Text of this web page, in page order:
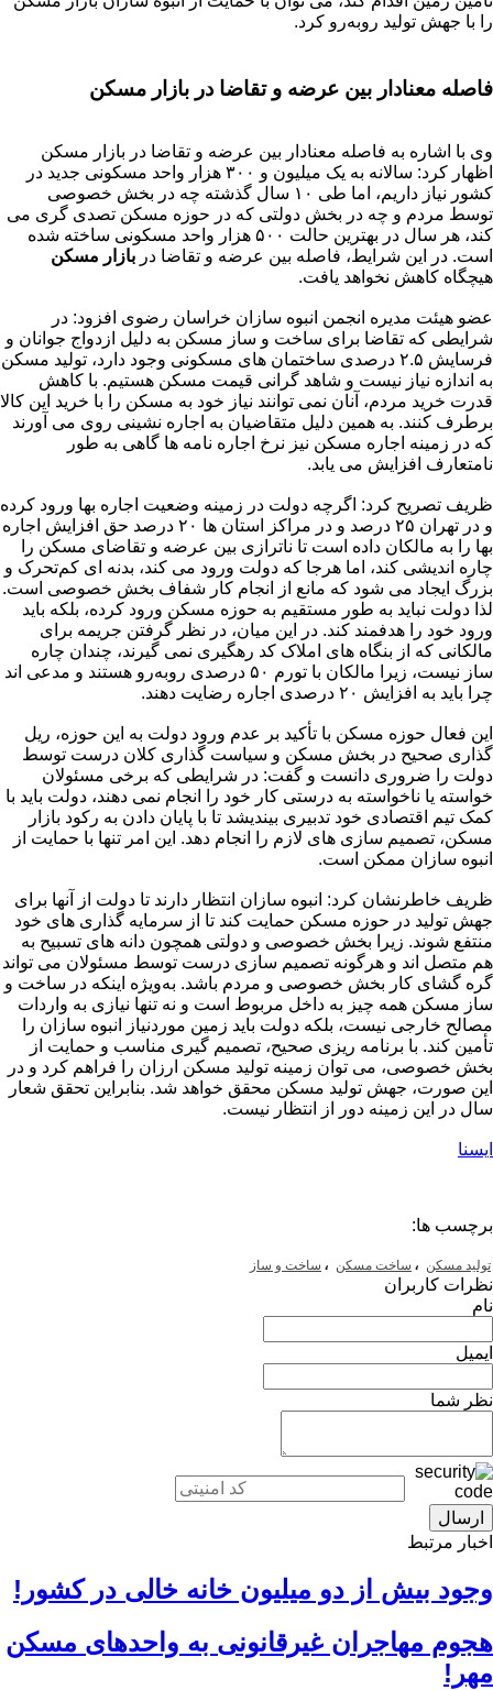
را با جهش تولید روبه‌رو کرد.
فاصله معنادار بین عرضه و تقاضا در بازار مسکن
وی با اشاره به فاصله معنادار بین عرضه و تقاضا در بازار مسکن
اظهار کرد: سالانه به یک میلیون و ۳۰۰ هزار واحد مسکونی جدید در
کشور نیاز داریم، اما طی ۱۰ سال گذشته چه در بخش خصوصی
توسط مردم و چه در بخش دولتی که در حوزه مسکن تصدی گری می
کند، هر سال در بهترین حالت ۵۰۰ هزار واحد مسکونی ساخته شده
است. در این شرایط، فاصله بین عرضه و تقاضا در بازار مسکن
هیچگاه کاهش نخواهد یافت.
عضو هیئت مدیره انجمن انبوه سازان خراسان رضوی افزود: در
شرایطی که تقاضا برای ساخت و ساز مسکن به دلیل ازدواج جوانان و
فرسایش ۲.۵ درصدی ساختمان های مسکونی وجود دارد، تولید مسکن
به اندازه نیاز نیست و شاهد گرانی قیمت مسکن هستیم. با کاهش
قدرت خرید مردم، آنان نمی توانند نیاز خود به مسکن را با خرید این کالا
برطرف کنند. به همین دلیل متقاضیان به اجاره نشینی روی می آورند
که در زمینه اجاره مسکن نیز نرخ اجاره نامه ها گاهی به طور
نامتعارف افزایش می یابد.
ظریف تصریح کرد: اگرچه دولت در زمینه وضعیت اجاره بها ورود کرده
و در تهران ۲۵ درصد و در مراکز استان ها ۲۰ درصد حق افزایش اجاره
بها را به مالکان داده است تا ناترازی بین عرضه و تقاضای مسکن را
چاره اندیشی کند، اما هرجا که دولت ورود می کند، بدنه ای کم‌تحرک و
بزرگ ایجاد می شود که مانع از انجام کار شفاف بخش خصوصی است.
لذا دولت نباید به طور مستقیم به حوزه مسکن ورود کرده، بلکه باید
ورود خود را هدفمند کند. در این میان، در نظر گرفتن جریمه برای
مالکانی که از بنگاه های املاک کد رهگیری نمی گیرند، چندان چاره
ساز نیست، زیرا مالکان با تورم ۵۰ درصدی روبه‌رو هستند و مدعی اند
چرا باید به افزایش ۲۰ درصدی اجاره رضایت دهند.
این فعال حوزه مسکن با تأکید بر عدم ورود دولت به این حوزه، ریل
گذاری صحیح در بخش مسکن و سیاست گذاری کلان درست توسط
دولت را ضروری دانست و گفت: در شرایطی که برخی مسئولان
خواسته یا ناخواسته به درستی کار خود را انجام نمی دهند، دولت باید با
کمک تیم اقتصادی خود تدبیری بیندیشد تا با پایان دادن به رکود بازار
مسکن، تصمیم سازی های لازم را انجام دهد. این امر تنها با حمایت از
انبوه سازان ممکن است.
ظریف خاطرنشان کرد: انبوه سازان انتظار دارند تا دولت از آنها برای
جهش تولید در حوزه مسکن حمایت کند تا از سرمایه گذاری های خود
منتفع شوند. زیرا بخش خصوصی و دولتی همچون دانه های تسبیح به
هم متصل اند و هرگونه تصمیم سازی درست توسط مسئولان می تواند
گره گشای کار بخش خصوصی و مردم باشد. به‌ویژه اینکه در ساخت و
ساز مسکن همه چیز به داخل مربوط است و نه تنها نیازی به واردات
مصالح خارجی نیست، بلکه دولت باید زمین موردنیاز انبوه سازان را
تأمین کند. با برنامه ریزی صحیح، تصمیم گیری مناسب و حمایت از
بخش خصوصی، می توان زمینه تولید مسکن ارزان را فراهم کرد و در
این صورت، جهش تولید مسکن محقق خواهد شد. بنابراین تحقق شعار
سال در این زمینه دور از انتظار نیست.
ایسنا
برچسب ها:
تولید مسکن ، ساخت مسکن ، ساخت و ساز
نظرات کاربران
نام
ایمیل
نظر شما
اخبار مرتبط
وجود بیش از دو میلیون خانه خالی در کشور!
هجوم مهاجران غیرقانونی به واحدهای مسکن
مهر!